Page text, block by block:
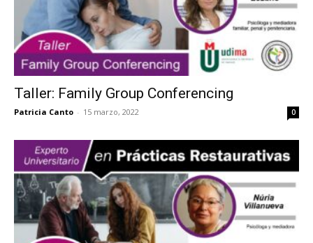
Taller: Family Group Conferencing
Patricia Canto - 15 marzo, 2022 0